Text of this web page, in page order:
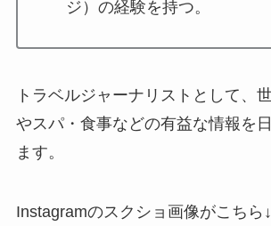
ジ）の経験を持つ。
トラベルジャーナリストとして、
やスパ・食事などの有益な情報を
ます。
Instagramのスクショ画像がこちら